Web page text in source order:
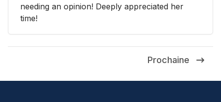
needing an opinion! Deeply appreciated her
time!
Prochaine